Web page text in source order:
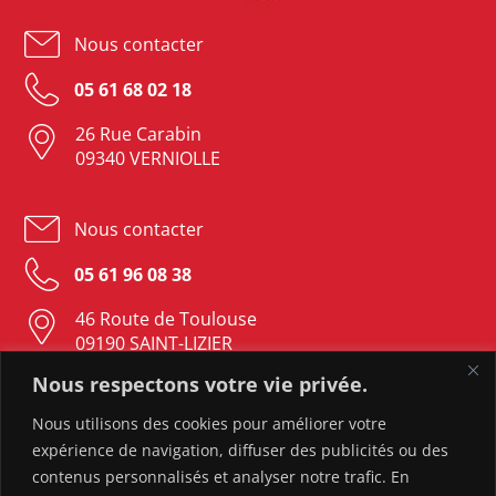
Nous respectons votre vie privée.
Nous utilisons des cookies pour améliorer votre
expérience de navigation, diffuser des publicités ou des
contenus personnalisés et analyser notre trafic. En
Nous contacter
05 61 68 02 18
26 Rue Carabin
09340 VERNIOLLE
Nous contacter
05 61 96 08 38
46 Route de Toulouse
09190 SAINT-LIZIER
Nous contacter
05 61 05 23 37